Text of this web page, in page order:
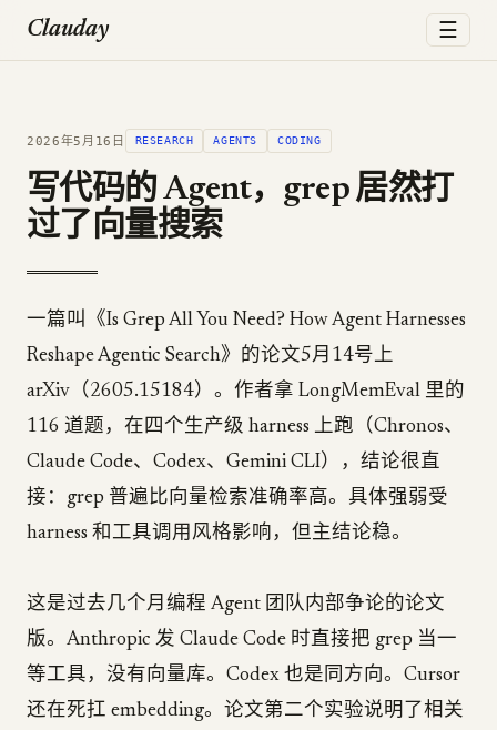
Clauday ☰
2026年5月16日 RESEARCH AGENTS CODING
写代码的 Agent，grep 居然打
过了向量搜索
一篇叫《Is Grep All You Need? How Agent Harnesses
Reshape Agentic Search》的论文5月14号上
arXiv（2605.15184）。作者拿 LongMemEval 里的
116 道题，在四个生产级 harness 上跑（Chronos、
Claude Code、Codex、Gemini CLI），结论很直
接：grep 普遍比向量检索准确率高。具体强弱受
harness 和工具调用风格影响，但主结论稳。
这是过去几个月编程 Agent 团队内部争论的论文
版。Anthropic 发 Claude Code 时直接把 grep 当一
等工具，没有向量库。Codex 也是同方向。Cursor
还在死扛 embedding。论文第二个实验说明了相关